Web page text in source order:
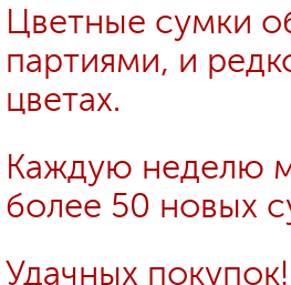
Цветные сумки
партиями, и
цветах.
Каждую неделю
более 50 новых
Удачных покупок!